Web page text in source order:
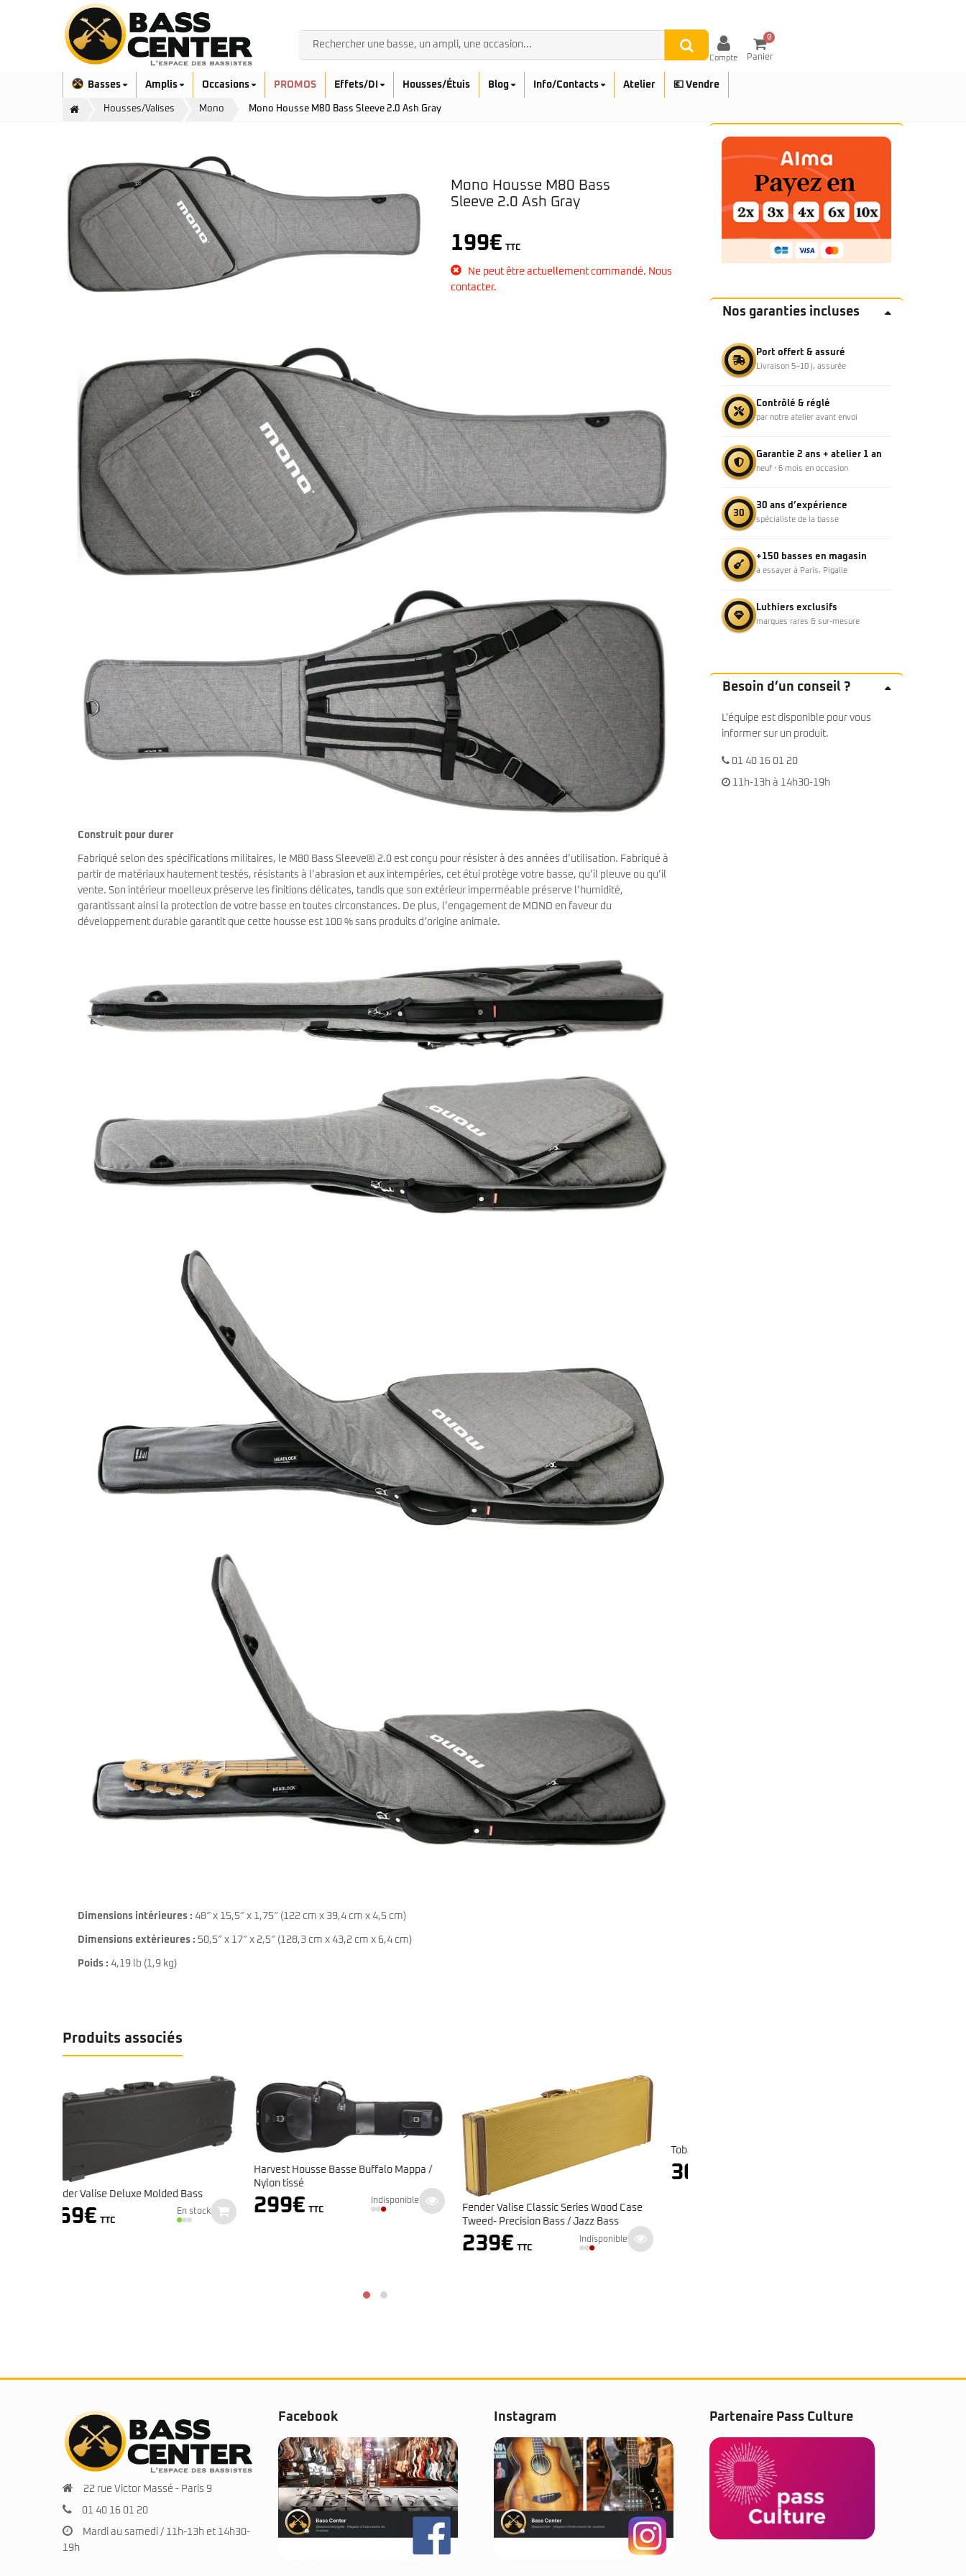
Compte
0
Panier
Basses
Aquilina Exclusivité
Ashdown
Bacchus
Cort
Danelectro
American Ultra II
American Vintage II
Artist Series
Vintera III
Nouveau
Vintera II
Player II
Made in Japan
Standard
Nouveau
Gold Foil
Flight
Godin
Guild
Gretsch
Exclusivité
Höfner
Ibanez
Serie EHB
Lakland
Marcus Miller Sire
Serie F10
Serie M2
Serie P5
Serie P7
Serie U5
Serie V3
Serie V5
Serie V7
Serie Z3
Serie Z7
Markbass
Rickenbacker
Sadowsky
Sandberg
Paranormal
Sterling by Music Man
Série Stingray Short Scale
Serie Stingray Ray2 Intro Series
Serie Stingray Ray4/5
Serie Stingray Ray24/25
Serie Stingray Ray34/35
Warwick / Rockbass
Serie TRBX
Signature
BASSES ACOUSTIQUES
Sigma
Fender
Kala
Ortega
Amplis Occasions PROMOS Effets/DI Housses/Étuis Blog Info/Contacts Atelier 💶 Vendre
Housses/Valises Mono Mono Housse M80 Bass Sleeve 2.0 Ash Gray
Mono Housse M80 Bass
Sleeve 2.0 Ash Gray
199€ TTC
Ne peut être actuellement commandé. Nous
contacter.
Construit pour durer
Fabriqué selon des spécifications militaires, le M80 Bass Sleeve® 2.0 est conçu pour résister à des années d’utilisation. Fabriqué à
partir de matériaux hautement testés, résistants à l’abrasion et aux intempéries, cet étui protège votre basse, qu’il pleuve ou qu’il
vente. Son intérieur moelleux préserve les finitions délicates, tandis que son extérieur imperméable préserve l’humidité,
garantissant ainsi la protection de votre basse en toutes circonstances. De plus, l’engagement de MONO en faveur du
développement durable garantit que cette housse est 100 % sans produits d’origine animale.
Dimensions intérieures : 48″ x 15,5″ x 1,75″ (122 cm x 39,4 cm x 4,5 cm)
Dimensions extérieures : 50,5″ x 17″ x 2,5″ (128,3 cm x 43,2 cm x 6,4 cm)
Poids : 4,19 lb (1,9 kg)
Produits associés
Harvest Housse Basse Buffalo Mappa /
Nylon tissé
299 Indisponible
Fender Valise Classic Series Wood Case
Tobago Housse HTO AGB20B
30€ TTC
Nos garanties incluses
Port offert & assuré
Livraison 5–10 j, assurée
Contrôlé & réglé
par notre atelier avant envoi
Garantie 2 ans + atelier 1 an
neuf · 6 mois en occasion
30
30 ans d’expérience
spécialiste de la basse
+150 basses en magasin
à essayer à Paris, Pigalle
Luthiers exclusifs
marques rares & sur-mesure
Besoin d’un conseil ?
L'équipe est disponible pour vous
informer sur un produit.
01 40 16 01 20
11h-13h à 14h30-19h
22 rue Victor Massé - Paris 9
01 40 16 01 20
Mardi au samedi / 11h-13h et 14h30-
19h
Facebook Instagram Partenaire Pass Culture